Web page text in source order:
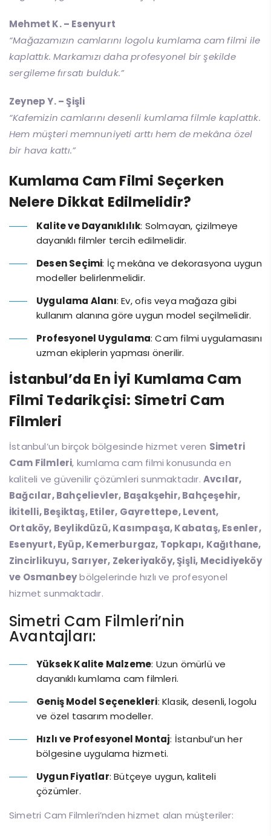
Mehmet K. – Esenyurt
“Mağazamızın camlarını logolu kumlama cam filmi ile
kaplattık. Markamızı daha profesyonel bir şekilde
sergileme fırsatı bulduk.”
Zeynep Y. – Şişli
“Kafemizin camlarını desenli kumlama filmle kaplattık.
Hem müşteri memnuniyeti arttı hem de mekâna özel
bir hava kattı.”
Kumlama Cam Filmi Seçerken
Nelere Dikkat Edilmelidir?
Kalite ve Dayanıklılık: Solmayan, çizilmeye
dayanıklı filmler tercih edilmelidir.
Desen Seçimi: İç mekâna ve dekorasyona uygun
modeller belirlenmelidir.
Uygulama Alanı: Ev, ofis veya mağaza gibi
kullanım alanına göre uygun model seçilmelidir.
Profesyonel Uygulama: Cam filmi uygulamasını
uzman ekiplerin yapması önerilir.
İstanbul’da En İyi Kumlama Cam
Filmi Tedarikçisi: Simetri Cam
Filmleri
İstanbul’un birçok bölgesinde hizmet veren Simetri
Cam Filmleri, kumlama cam filmi konusunda en
kaliteli ve güvenilir çözümleri sunmaktadır.Avcılar,
Bağcılar, Bahçelievler, Başakşehir, Bahçeşehir,
İkitelli, Beşiktaş, Etiler, Gayrettepe, Levent,
Ortaköy, Beylikdüzü, Kasımpaşa, Kabataş, Esenler,
Esenyurt, Eyüp, Kemerburgaz, Topkapı, Kağıthane,
Zincirlikuyu, Sarıyer, Zekeriyaköy, Şişli, Mecidiyeköy
ve Osmanbeybölgelerinde hızlı ve profesyonel
hizmet sunmaktadır.
Simetri Cam Filmleri’nin
Avantajları:
Yüksek Kalite Malzeme: Uzun ömürlü ve
dayanıklı kumlama cam filmleri.
Geniş Model Seçenekleri: Klasik, desenli, logolu
ve özel tasarım modeller.
Hızlı ve Profesyonel Montaj: İstanbul’un her
bölgesine uygulama hizmeti.
Uygun Fiyatlar: Bütçeye uygun, kaliteli
çözümler.
Simetri Cam Filmleri’nden hizmet alan müşteriler: